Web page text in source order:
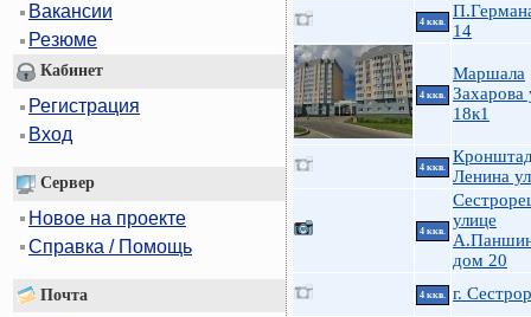
Вакансии
Резюме
Кабинет
Регистрация
Вход
Сервер
Новое на проекте
Справка / Помощь
Почта
4 ккв.
14
4 ккв.
Маршала
Захарова
18к1
4 ккв.
Ленина
4 ккв.
улице
дом 20
4 ккв. г.